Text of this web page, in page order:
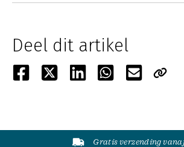
Deel dit artikel
Gratis verzending